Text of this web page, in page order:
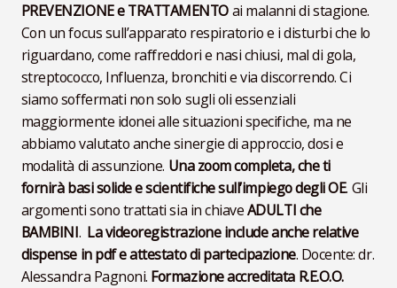
PREVENZIONEe TRATTAMENTOai malanni di stagione.
Con un focus sull’apparato respiratorio e i disturbi che lo
riguardano, come raffreddori e nasi chiusi, mal di gola,
streptococco, Influenza, bronchiti e via discorrendo. Ci
siamo soffermati non solo sugli oli essenziali
maggiormente idonei alle situazioni specifiche, ma ne
abbiamo valutato anche sinergie di approccio, dosi e
modalità di assunzione. Una zoom completa, che ti
fornirà basi solide e scientifiche sull’impiego degli OE. Gli
argomenti sono trattati sia in chiaveADULTI che
BAMBINI. La videoregistrazione include anche relative
dispense in pdf e attestato di partecipazione. Docente: dr.
Alessandra Pagnoni. Formazione accreditata R.E.O.O.